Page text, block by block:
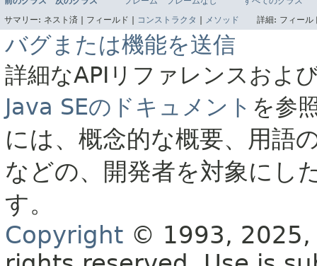
サマリー: ネスト済 | フィールド | コンストラクタ メソッド 詳細: フィー
バグまたは機能を送信
詳細なAPIリファレンスおよ
Java SEのドキュメント を参
には、概念的な概要、用語
などの、開発者を対象にし
す。
Copyright © 1993,